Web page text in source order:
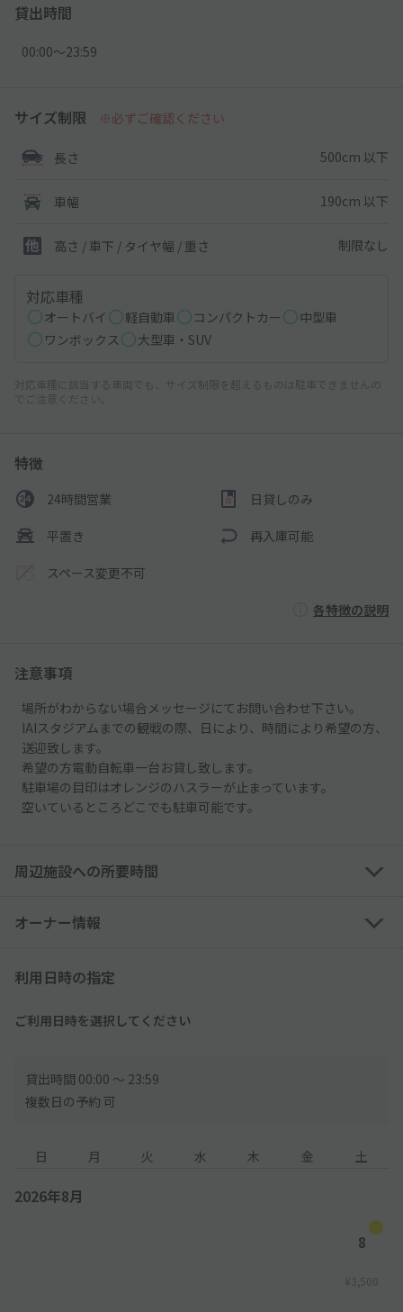
貸出時間
00:00〜23:59
サイズ制限 ※必ずご確認ください
長さ 500cm 以下
車幅 190cm 以下
高さ / 車下 / タイヤ幅 / 重さ 制限なし
対応車種
オートバイ 軽自動車 コンパクトカー
中型車
ワンボックス
大型車・SUV
対応車種に該当する車両でも、サイズ制限を超えるものは駐車できませんの
でご注意ください。
特徴
24時間営業 日貸しのみ
平置き 再入庫可能
スペース変更不可
各特徴の説明
注意事項
場所がわからない場合メッセージにてお問い合わせ下さい。
IAIスタジアムまでの観戦の際、日により、時間により希望の方、
送迎致します。
希望の方電動自転車一台お貸し致します。
駐車場の目印はオレンジのハスラーが止まっています。
空いているところどこでも駐車可能です。
周辺施設への所要時間
オーナー情報
利用日時の指定
ご利用日時を選択してください
貸出時間 00:00 〜 23:59
複数日の予約 可
日 月 火 水 木 金 土
2026年8月
8
¥3,500